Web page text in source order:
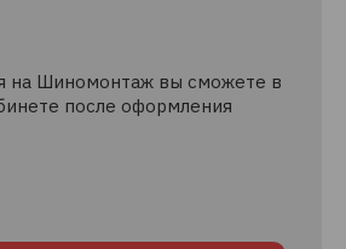
на Шиномонтаж вы сможете в
после оформления